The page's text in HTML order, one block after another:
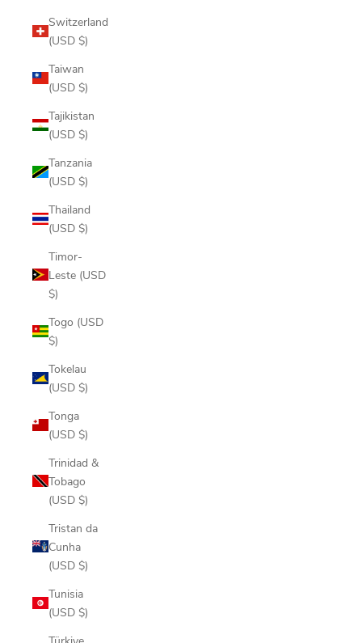
Switzerland
(USD $)
Taiwan
(USD $)
Tajikistan
(USD $)
Tanzania
(USD $)
Thailand
(USD $)
Timor-
Leste (USD
$)
Togo (USD
$)
Tokelau
(USD $)
Tonga
(USD $)
Trinidad &
Tobago
(USD $)
Tristan da
Cunha
(USD $)
Tunisia
(USD $)